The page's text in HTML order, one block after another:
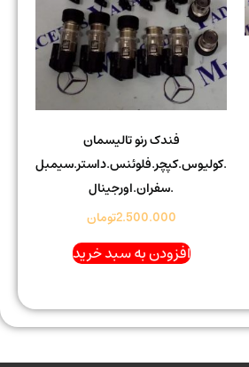
فندک رنو تالیسمان
.کولیوس.کپچر.فلوئنس.داستر.سیمبل
.سفران.اورجینال
2.500.000تومان
افزودن به سبد خرید